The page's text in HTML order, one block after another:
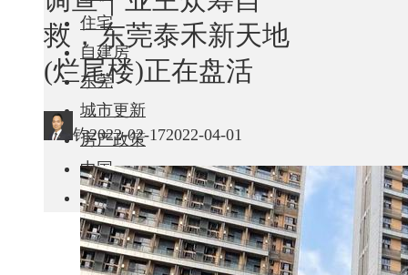
住宅
自建房
东莞
城市更新
房产政策
中国
其他
救，东莞泰禾新天地
(烂尾楼)正在盘活
钧2022-02-172022-04-01